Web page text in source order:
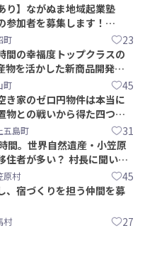
り】ながぬま地域起業塾
参加者を募集します！
町 23
間の幸福度トップクラスの
物を活かした新商品開発＆
集！
町 45
き家のゼロ円物件は本当に
物との戦いから得た四つの
島町
五島町 31
間。世界自然遺産・小笠原
住者が多い？ 村長に聞いて
原村 45
、宿づくりを担う仲間を募
村 27